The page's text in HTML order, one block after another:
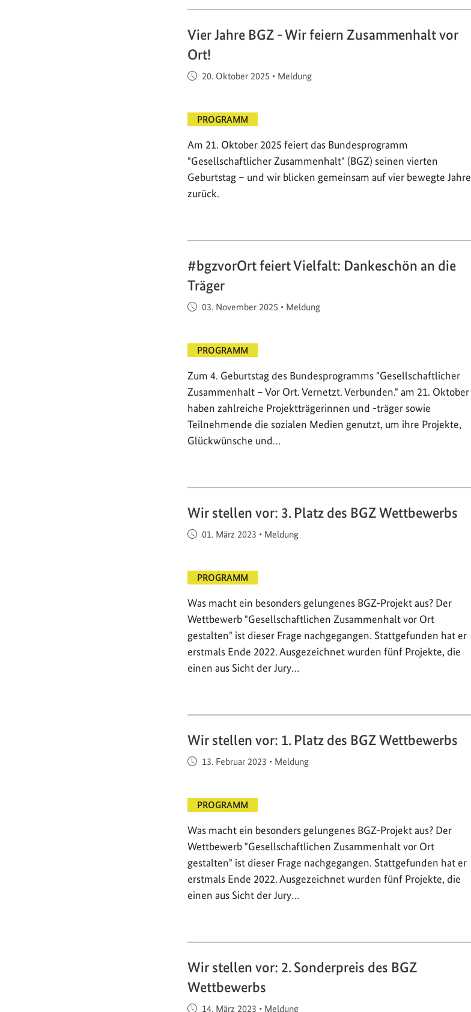
Vier Jahre BGZ - Wir feiern Zusammenhalt vor
Ort!
Veröffentlicht am
20. Oktober 2025 • Meldung
PROGRAMM
Am 21. Oktober 2025 feiert das Bundesprogramm
"Gesellschaftlicher Zusammenhalt" (BGZ) seinen vierten
Geburtstag – und wir blicken gemeinsam auf vier bewegte Jahre
zurück.
#bgzvorOrt feiert Vielfalt: Dankeschön an die
Träger
Veröffentlicht am
03. November 2025 • Meldung
PROGRAMM
Zum 4. Geburtstag des Bundesprogramms "Gesellschaftlicher
Zusammenhalt – Vor Ort. Vernetzt. Verbunden." am 21. Oktober
haben zahlreiche Projektträgerinnen und -träger sowie
Teilnehmende die sozialen Medien genutzt, um ihre Projekte,
Glückwünsche und…
Wir stellen vor: 3. Platz des BGZ Wettbewerbs
Veröffentlicht am
01. März 2023 • Meldung
PROGRAMM
Was macht ein besonders gelungenes BGZ-Projekt aus? Der
Wettbewerb "Gesellschaftlichen Zusammenhalt vor Ort
gestalten" ist dieser Frage nachgegangen. Stattgefunden hat er
erstmals Ende 2022. Ausgezeichnet wurden fünf Projekte, die
einen aus Sicht der Jury…
Wir stellen vor: 1. Platz des BGZ Wettbewerbs
Veröffentlicht am
13. Februar 2023 • Meldung
PROGRAMM
Was macht ein besonders gelungenes BGZ-Projekt aus? Der
Wettbewerb "Gesellschaftlichen Zusammenhalt vor Ort
gestalten" ist dieser Frage nachgegangen. Stattgefunden hat er
erstmals Ende 2022. Ausgezeichnet wurden fünf Projekte, die
einen aus Sicht der Jury…
Wir stellen vor: 2. Sonderpreis des BGZ
Wettbewerbs
Veröffentlicht am
14. März 2023 • Meldung